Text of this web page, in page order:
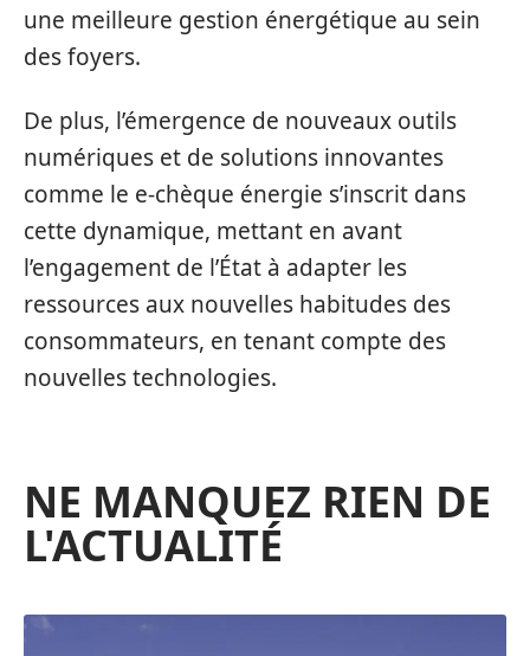
une meilleure gestion énergétique au sein
des foyers.
De plus, l’émergence de nouveaux outils
numériques et de solutions innovantes
comme le e-chèque énergie s’inscrit dans
cette dynamique, mettant en avant
l’engagement de l’État à adapter les
ressources aux nouvelles habitudes des
consommateurs, en tenant compte des
nouvelles technologies.
NE MANQUEZ RIEN DE
L'ACTUALITÉ